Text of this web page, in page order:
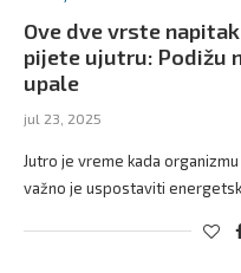
Ove dve vrste
pijete ujutru: Podižu
upale
jul 23, 2025
Jutro je vreme kada
važno je uspostaviti